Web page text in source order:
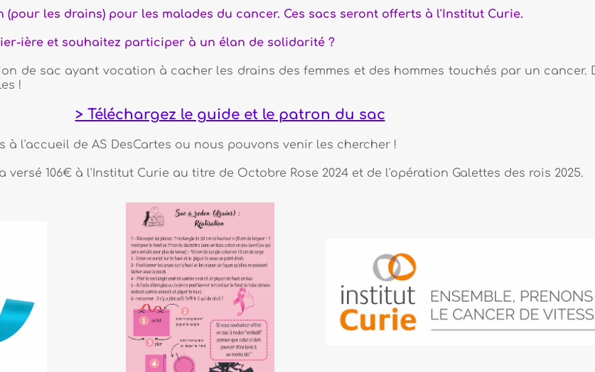
les malades du cancer. Ces sacs seront offerts à l'Institut Curie.
participer à un élan de solidarité ?
à cacher les drains des femmes et des hommes touchés par un cancer. Des lots
le guide et le patron du sac
ou nous pouvons venir les chercher !
Curie au titre de Octobre Rose 2024 et de l'opération Galettes des rois 2025.